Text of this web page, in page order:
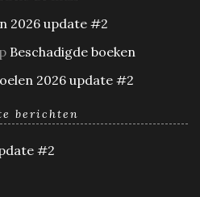
2026 update #2
Beschadigde boeken
2026 update #2
berichten
#2